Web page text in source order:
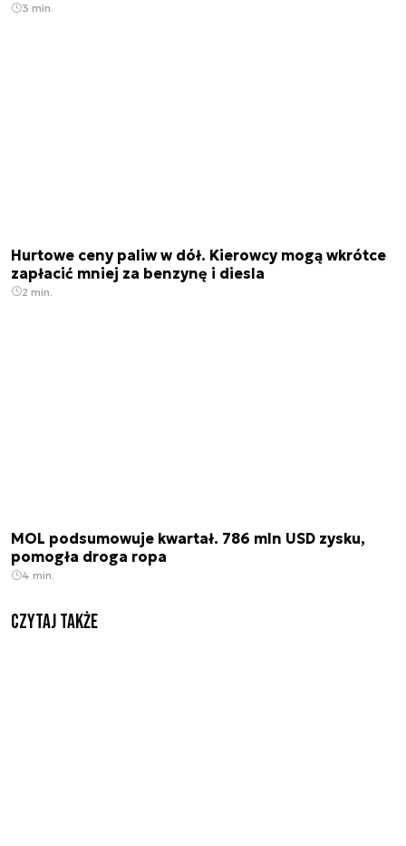
3 min.
Hurtowe ceny paliw w dół. Kierowcy mogą wkrótce
zapłacić mniej za benzynę i diesla
2 min.
MOL podsumowuje kwartał. 786 mln USD zysku,
pomogła droga ropa
4 min.
Czytaj także